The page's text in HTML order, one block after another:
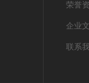
荣誉
企业
联系